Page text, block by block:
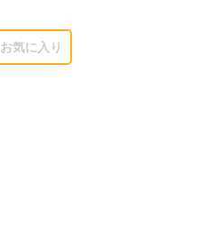
お気に入り